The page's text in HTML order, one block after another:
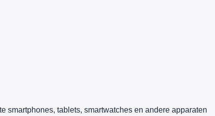
tablets, smartwatches en andere apparaten